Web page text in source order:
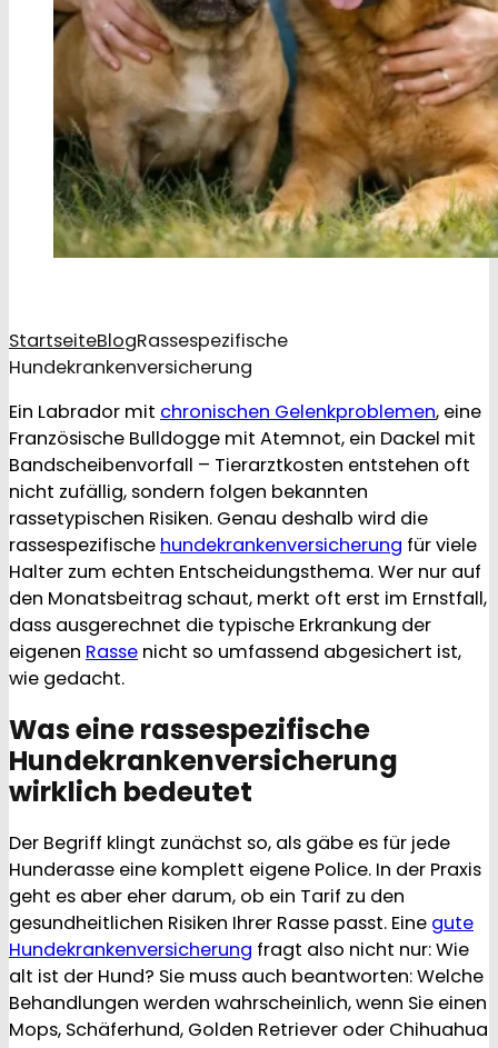
StartseiteBlogRassespezifische
Hundekrankenversicherung
Ein Labrador mit chronischen Gelenkproblemen, eine
Französische Bulldogge mit Atemnot, ein Dackel mit
Bandscheibenvorfall – Tierarztkosten entstehen oft
nicht zufällig, sondern folgen bekannten
rassetypischen Risiken. Genau deshalb wird die
rassespezifische hundekrankenversicherung für viele
Halter zum echten Entscheidungsthema. Wer nur auf
den Monatsbeitrag schaut, merkt oft erst im Ernstfall,
dass ausgerechnet die typische Erkrankung der
eigenen Rasse nicht so umfassend abgesichert ist,
wie gedacht.
Was eine rassespezifische
Hundekrankenversicherung
wirklich bedeutet
Der Begriff klingt zunächst so, als gäbe es für jede
Hunderasse eine komplett eigene Police. In der Praxis
geht es aber eher darum, ob ein Tarif zu den
gesundheitlichen Risiken Ihrer Rasse passt. Eine gute
Hundekrankenversicherung fragt also nicht nur: Wie
alt ist der Hund? Sie muss auch beantworten: Welche
Behandlungen werden wahrscheinlich, wenn Sie einen
Mops, Schäferhund, Golden Retriever oder Chihuahua